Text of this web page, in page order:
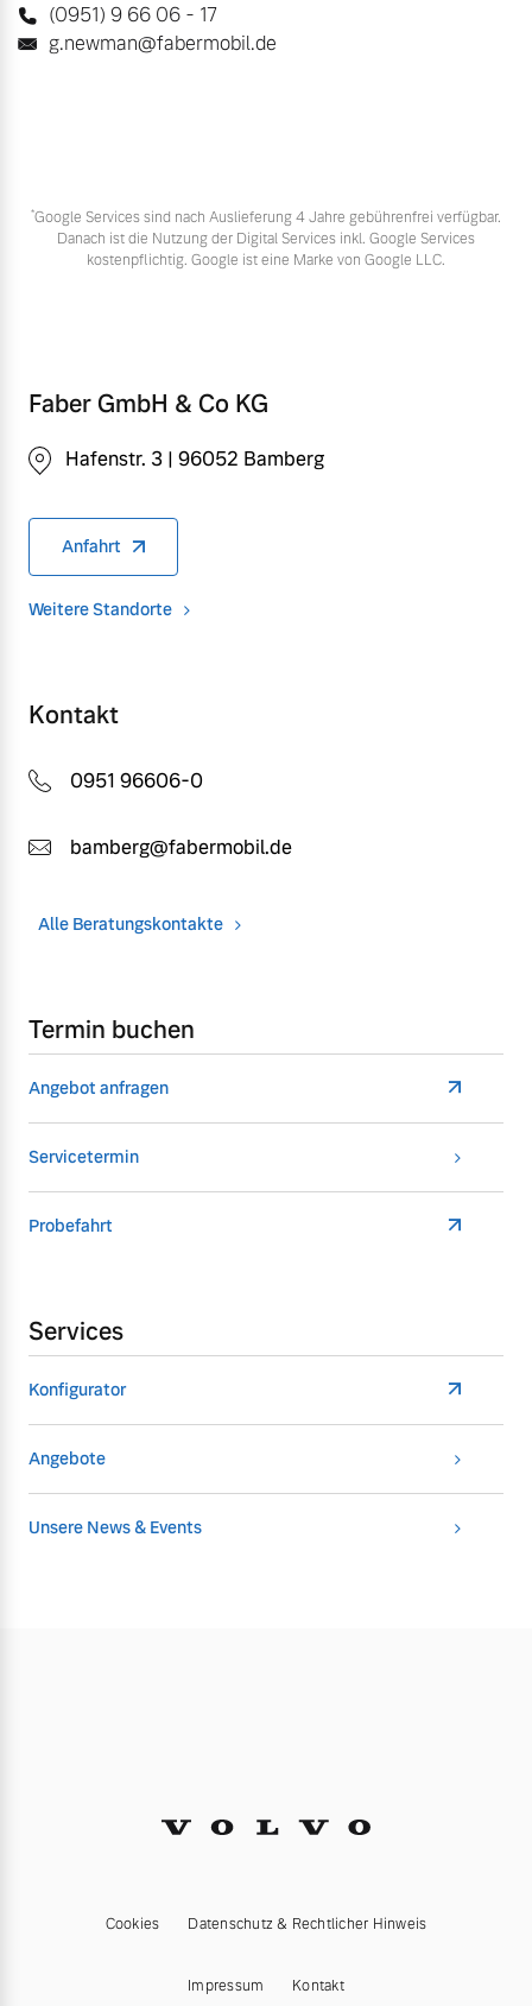
(0951) 9 66 06 - 17
g.newman@fabermobil.de
*Google Services sind nach Auslieferung 4 Jahre gebührenfrei verfügbar.
Danach ist die Nutzung der Digital Services inkl. Google Services
kostenpflichtig. Google ist eine Marke von Google LLC.
Faber GmbH & Co KG
Hafenstr. 3 | 96052 Bamberg
Anfahrt
Weitere Standorte
Kontakt
0951 96606-0
bamberg@fabermobil.de
Alle Beratungskontakte
Termin buchen
Angebot anfragen
Servicetermin
Probefahrt
Services
Konfigurator
Angebote
Unsere News & Events
Cookies Datenschutz & Rechtlicher Hinweis
Impressum Kontakt